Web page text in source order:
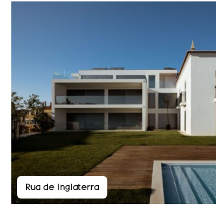
Rua de Inglaterra